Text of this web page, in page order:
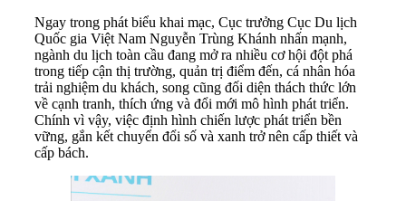
Ngay trong phát biểu khai mạc, Cục trưởng Cục Du lịch
Quốc gia Việt Nam Nguyễn Trùng Khánh nhấn mạnh,
ngành du lịch toàn cầu đang mở ra nhiều cơ hội đột phá
trong tiếp cận thị trường, quản trị điểm đến, cá nhân hóa
trải nghiệm du khách, song cũng đối diện thách thức lớn
về cạnh tranh, thích ứng và đổi mới mô hình phát triển.
Chính vì vậy, việc định hình chiến lược phát triển bền
vững, gắn kết chuyển đổi số và xanh trở nên cấp thiết và
cấp bách.